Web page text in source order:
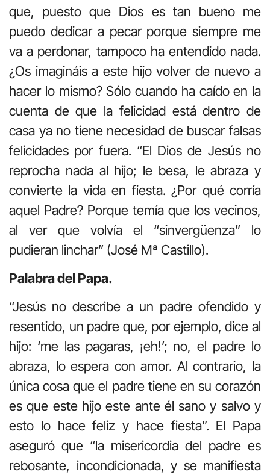
que, puesto que Dios es tan bueno me
puedo dedicar a pecar porque siempre me
va a perdonar, tampoco ha entendido nada.
¿Os imagináis a este hijo volver de nuevo a
hacer lo mismo? Sólo cuando ha caído en la
cuenta de que la felicidad está dentro de
casa ya no tiene necesidad de buscar falsas
felicidades por fuera. “El Dios de Jesús no
reprocha nada al hijo; le besa, le abraza y
convierte la vida en fiesta. ¿Por qué corría
aquel Padre? Porque temía que los vecinos,
al ver que volvía el “sinvergüenza” lo
pudieran linchar” (José Mª Castillo).
Palabra del Papa.
“Jesús no describe a un padre ofendido y
resentido, un padre que, por ejemplo, dice al
hijo: ‘me las pagaras, ¡eh!’; no, el padre lo
abraza, lo espera con amor. Al contrario, la
única cosa que el padre tiene en su corazón
es que este hijo este ante él sano y salvo y
esto lo hace feliz y hace fiesta”. El Papa
aseguró que “la misericordia del padre es
rebosante, incondicionada, y se manifiesta